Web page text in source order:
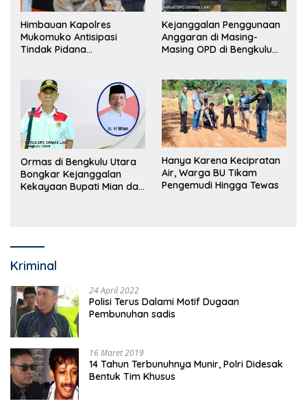
Himbauan Kapolres
Mukomuko Antisipasi
Tindak Pidana
Kejanggalan Penggunaan
Anggaran di Masing-
Masing OPD di Bengkulu
Ormas di Bengkulu Utara
Bongkar Kejanggalan
Kekayaan Bupati Mian dan
Hanya Karena Kecipratan
Air, Warga BU Tikam
Pengemudi Hingga Tewas
Kriminal
24 April 2022
Polisi Terus Dalami Motif Dugaan
Pembunuhan sadis
16 Maret 2019
14 Tahun Terbunuhnya Munir, Polri Didesak
Bentuk Tim Khusus